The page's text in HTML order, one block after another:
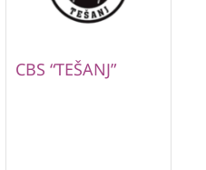
CBS “TEŠANJ”